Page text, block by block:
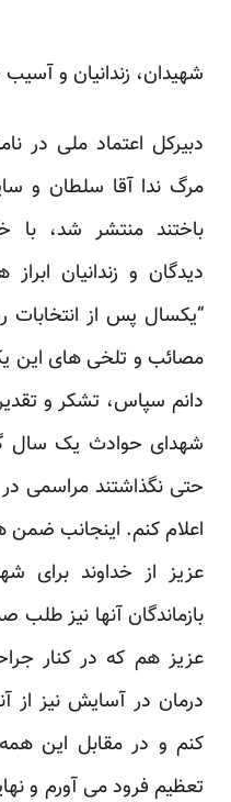
شهیدان، زندانیان و آسیب
دبیرکل اعتماد ملی در
مرگ ندا آقا سلطان و
باختند منتشر شد، با
دیدگان و زندانیان
“یکسال پس از
مصائب و تلخی های این
دانم سپاس، تشکر و
شهدای حوادث یک سال
حتی نگذاشتند مراسمی در
اعلام کنم. اینجانب ضمن
عزیز از خداوند برای
بازماندگان آنها نیز
عزیز هم که در کنار
درمان در آسایش نیز از
کنم و در مقابل این
تعظیم فرود می آورم و